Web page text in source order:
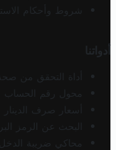
شروط وأحكام
أدواتنا
أداة التحقق من
محول رقم الحساب
أسعار صرف الدينار
البحث عن الرمز
محاكي ضريبة